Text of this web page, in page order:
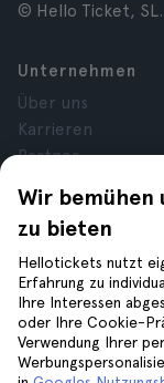
Wir bemühen
zu bieten
Hellotickets nutzt
Erfahrung zu
Ihre Interessen
oder Ihre Cookie-
Verwendung Ihrer
© Hello Ticket, SL.
Unternehmen
Über uns
Karrieren
Partner
Datenschutz
Allgemeine
Cookies
Impressum
Hilfe